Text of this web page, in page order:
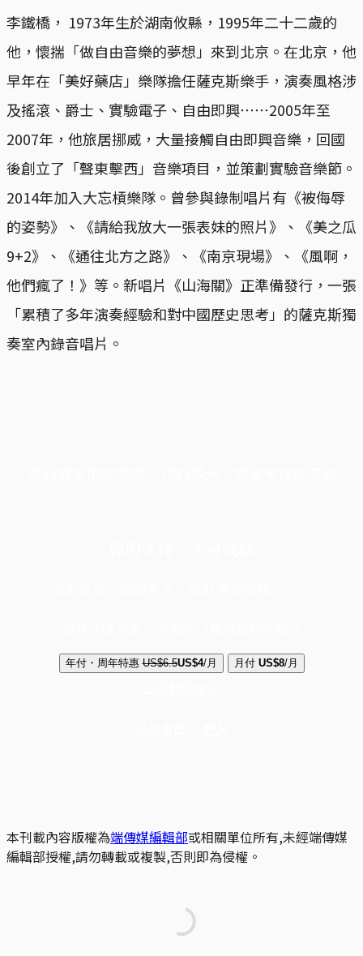
李鐵橋， 1973年生於湖南攸縣，1995年二十二歲的
他，懷揣「做自由音樂的夢想」來到北京。在北京，他
早年在「美好藥店」樂隊擔任薩克斯樂手，演奏風格涉
及搖滾、爵士、實驗電子、自由即興⋯⋯2005年至
2007年，他旅居挪威，大量接觸自由即興音樂，回國
後創立了「聲東擊西」音樂項目，並策劃實驗音樂節。
2014年加入大忘槓樂隊。曾參與錄制唱片有《被侮辱
的姿勢》、《請給我放大一張表妹的照片》、《美之瓜
9+2》、《通往北方之路》、《南京現場》、《風啊，
他們瘋了！》等。新唱片《山海關》正準備發行，一張
「累積了多年演奏經驗和對中國歷史思考」的薩克斯獨
奏室內錄音唱片。
年付・周年特惠 US$6.5US$4/月 月付 US$8/月
本刊載內容版權為端傳媒編輯部或相關單位所有,未經端傳媒
編輯部授權,請勿轉載或複製,否則即為侵權。